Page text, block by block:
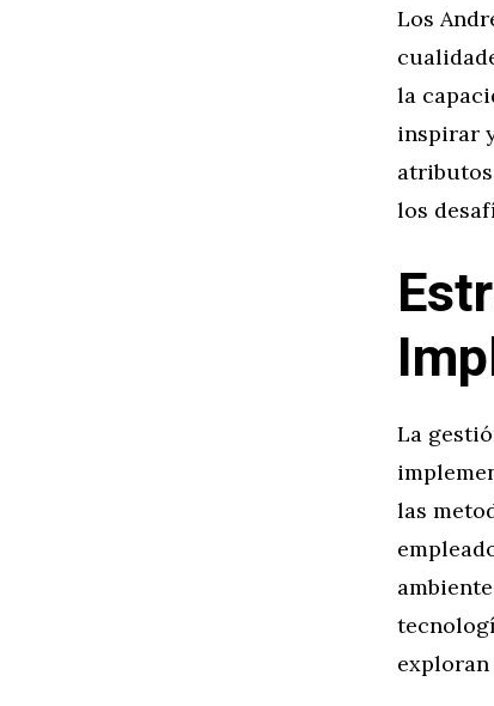
Los
la
inspirar
atributos
los
La
las